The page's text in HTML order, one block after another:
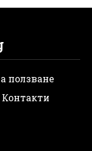
ползване
Контакти